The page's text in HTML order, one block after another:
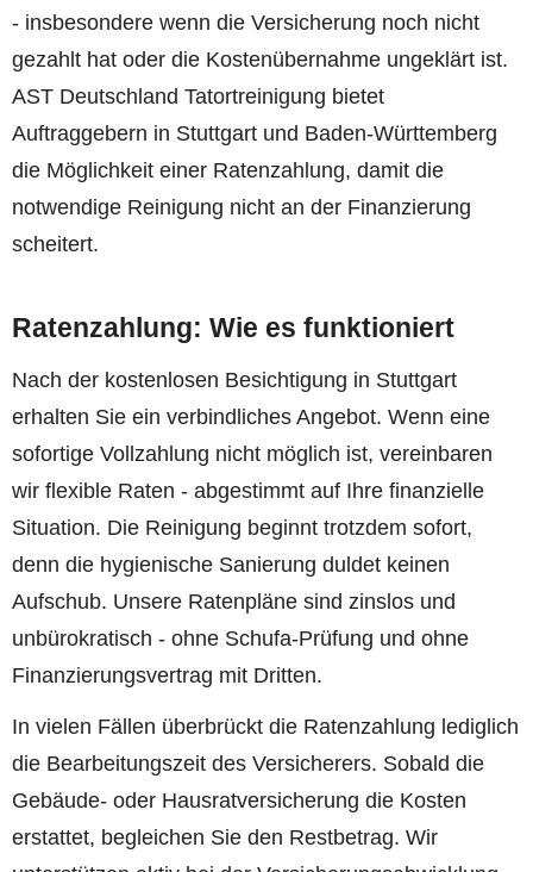
- insbesondere wenn die Versicherung noch nicht
gezahlt hat oder die Kostenübernahme ungeklärt ist.
AST Deutschland Tatortreinigung bietet
Auftraggebern in Stuttgart und Baden-Württemberg
die Möglichkeit einer Ratenzahlung, damit die
notwendige Reinigung nicht an der Finanzierung
scheitert.
Ratenzahlung: Wie es funktioniert
Nach der kostenlosen Besichtigung in Stuttgart
erhalten Sie ein verbindliches Angebot. Wenn eine
sofortige Vollzahlung nicht möglich ist, vereinbaren
wir flexible Raten - abgestimmt auf Ihre finanzielle
Situation. Die Reinigung beginnt trotzdem sofort,
denn die hygienische Sanierung duldet keinen
Aufschub. Unsere Ratenpläne sind zinslos und
unbürokratisch - ohne Schufa-Prüfung und ohne
Finanzierungsvertrag mit Dritten.
In vielen Fällen überbrückt die Ratenzahlung lediglich
die Bearbeitungszeit des Versicherers. Sobald die
Gebäude- oder Hausratversicherung die Kosten
erstattet, begleichen Sie den Restbetrag. Wir